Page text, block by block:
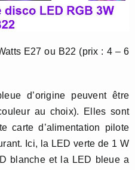
E27 ou B22 (prix : 4 – 6
d’origine peuvent être
au choix). Elles sont
carte d’alimentation pilote
Ici, la LED verte de 1 W
blanche et la LED bleue a